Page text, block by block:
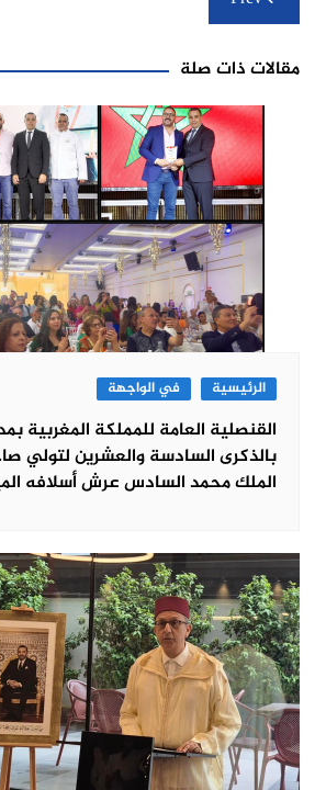
المقالات
مقالات ذات صلة
الرئيسية في الواجهة
القنصلية العامة للمملكة المغربية
بالذكرى السادسة والعشرين لتولي
الملك محمد السادس عرش أسلافه